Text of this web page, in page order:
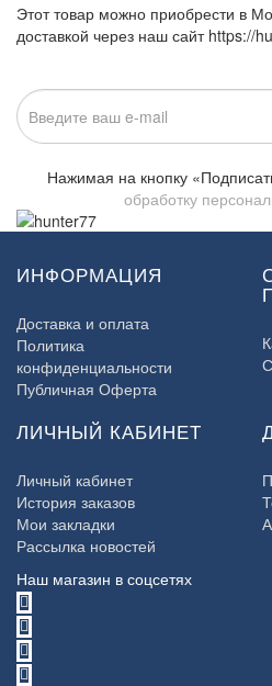
Этот товар можно приобрести в
доставкой через наш сайт https://
Нажимая на кнопку
обработку
ИНФОРМАЦИЯ
Доставка и оплата
Политика
конфиденциальности
Публичная Оферта
ЛИЧНЫЙ КАБИНЕТ
Личный кабинет
История заказов
Мои закладки
Рассылка новостей
Наш магазин в соцсетях